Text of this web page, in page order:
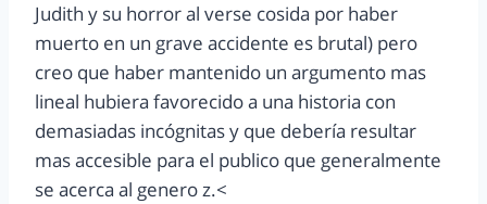
Judith y su horror al verse cosida por haber
muerto en un grave accidente es brutal) pero
creo que haber mantenido un argumento mas
lineal hubiera favorecido a una historia con
demasiadas incógnitas y que debería resultar
mas accesible para el publico que generalmente
se acerca al genero z.<